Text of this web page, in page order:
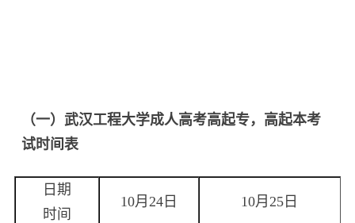
（一）武汉工程大学成人高考高起专，高起本考
试时间表
日期
时间
10月24日 10月25日